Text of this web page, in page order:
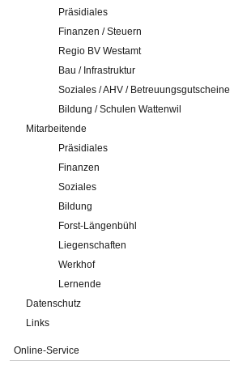
Präsidiales
Finanzen / Steuern
Regio BV Westamt
Bau / Infrastruktur
Soziales / AHV / Betreuungsgutscheine
Bildung / Schulen Wattenwil
Mitarbeitende
Präsidiales
Finanzen
Soziales
Bildung
Forst-Längenbühl
Liegenschaften
Werkhof
Lernende
Datenschutz
Links
Online-Service